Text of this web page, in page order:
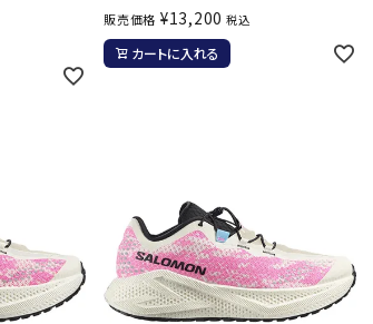
販売価格 ¥13,200 税込
カートに入れる